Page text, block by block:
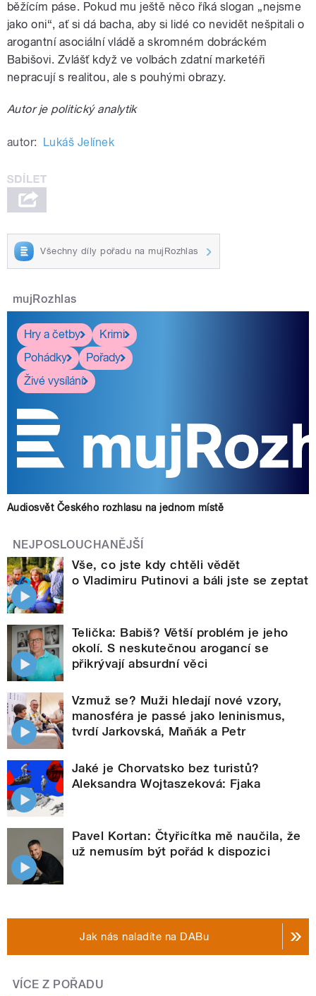
běžícím páse. Pokud mu ještě něco říká slogan „nejsme
jako oni“, ať si dá bacha, aby si lidé co nevidět nešpitali o
arogantní asociální vládě a skromném dobráckém
Babišovi. Zvlášť když ve volbách zdatní marketéři
nepracují s realitou, ale s pouhými obrazy.
Autor je politický analytik
autor: Lukáš Jelínek
Všechny díly pořadu na mujRozhlas
mujRozhlas
Hry a četby
Krimi
Pohádky
Pořady
Živé vysílání
Audiosvět Českého rozhlasu na jednom místě
NEJPOSLOUCHANĚJŠÍ
Vše, co jste kdy chtěli vědět
o Vladimiru Putinovi a báli jste se zeptat
Telička: Babiš? Větší problém je jeho
okolí. S neskutečnou arogancí se
přikrývají absurdní věci
Vzmuž se? Muži hledají nové vzory,
manosféra je passé jako leninismus,
tvrdí Jarkovská, Maňák a Petr
Jaké je Chorvatsko bez turistů?
Aleksandra Wojtaszeková: Fjaka
Pavel Kortan: Čtyřicítka mě naučila, že
už nemusím být pořád k dispozici
Jak nás naladíte na DABu
VÍCE Z POŘADU